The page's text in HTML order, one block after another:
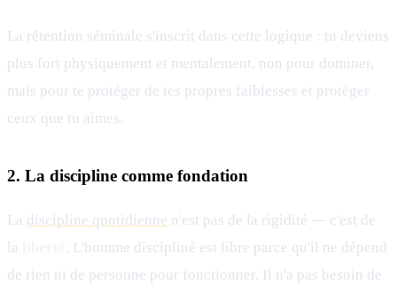
La rétention séminale s'inscrit dans cette logique : tu deviens
plus fort physiquement et mentalement, non pour dominer,
mais pour te protéger de tes propres faiblesses et protéger
ceux que tu aimes.
2. La discipline comme fondation
La discipline quotidienne n'est pas de la rigidité — c'est de
la
. L'homme discipliné est libre parce qu'il ne dépend
de rien ni de personne pour fonctionner. Il n'a pas besoin de